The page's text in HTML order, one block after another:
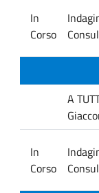
In
Corso
A
In
Corso